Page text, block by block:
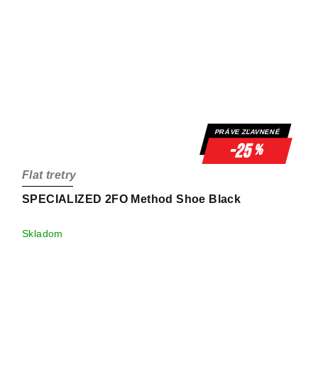
PRÁVE ZĽAVNENÉ
-25%
SPECIALIZED 2FO Method Shoe Black
Flat tretry
Skladom